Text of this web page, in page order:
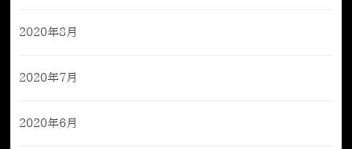
2020年8月
2020年7月
2020年6月